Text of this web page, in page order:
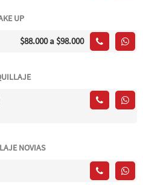
UP
$88.000a $98.000
NOVIAS